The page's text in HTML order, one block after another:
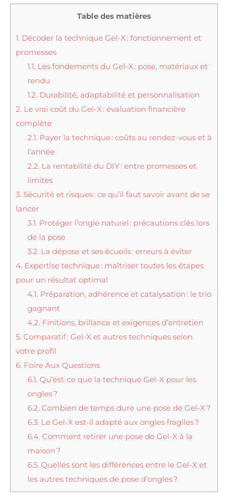
Table des matières
1. Décoder la technique Gel-X : fonctionnement et
promesses
1.1. Les fondements du Gel-X : pose, matériaux et
rendu
1.2. Durabilité, adaptabilité et personnalisation
2. Le vrai coût du Gel-X : évaluation financière
complète
2.1. Payer la technique : coûts au rendez-vous et à
l’année
2.2. La rentabilité du DIY : entre promesses et
limites
3. Sécurité et risques : ce qu’il faut savoir avant de se
lancer
3.1. Protéger l’ongle naturel : précautions clés lors
de la pose
3.2. La dépose et ses écueils : erreurs à éviter
4. Expertise technique : maîtriser toutes les étapes
pour un résultat optimal
4.1. Préparation, adhérence et catalysation : le trio
gagnant
4.2. Finitions, brillance et exigences d’entretien
5. Comparatif : Gel-X et autres techniques selon
votre profil
6. Foire Aux Questions
6.1. Qu’est-ce que la technique Gel-X pour les
ongles ?
6.2. Combien de temps dure une pose de Gel-X ?
6.3. Le Gel-X est-il adapté aux ongles fragiles ?
6.4. Comment retirer une pose de Gel-X à la
maison ?
6.5. Quelles sont les différences entre le Gel-X et
les autres techniques de pose d’ongles ?